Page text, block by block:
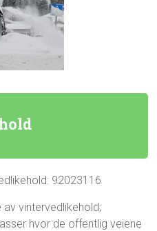
92023116
vintervedlikehold;
hvor de offentlig veiene